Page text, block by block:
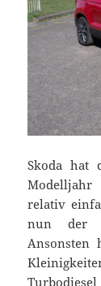
Skoda hat
Modelljahr
relativ
nun der
Ansonsten